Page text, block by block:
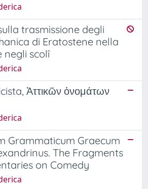
trasmissione degli
di Eratostene nella
negli scolî
Ἀττικῶν ὀνομάτων
Grammaticum Graecum
The Fragments
on Comedy